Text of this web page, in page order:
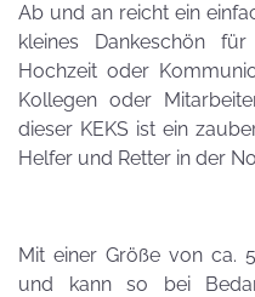
Ab und an reicht ein
kleines Dankeschön
Hochzeit oder
Kollegen oder
dieser KEKS ist ein
Helfer und Retter in der
Mit einer Größe von ca.
und kann so bei